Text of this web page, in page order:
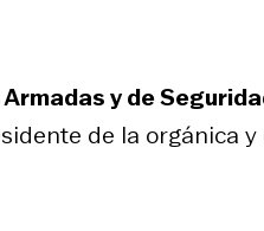
y de
de la orgánica